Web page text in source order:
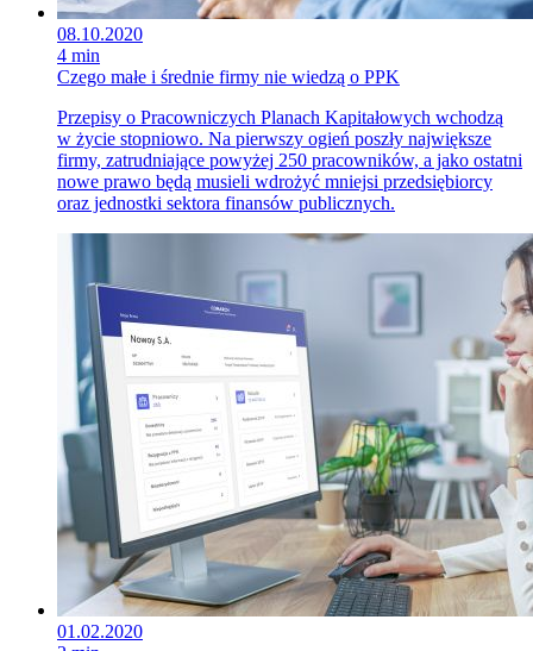
08.10.2020
4 min
Czego małe i średnie firmy nie wiedzą o PPK
Przepisy o Pracowniczych Planach Kapitałowych wchodzą
w życie stopniowo. Na pierwszy ogień poszły największe
firmy, zatrudniające powyżej 250 pracowników, a jako ostatni
nowe prawo będą musieli wdrożyć mniejsi przedsiębiorcy
oraz jednostki sektora finansów publicznych.
01.02.2020